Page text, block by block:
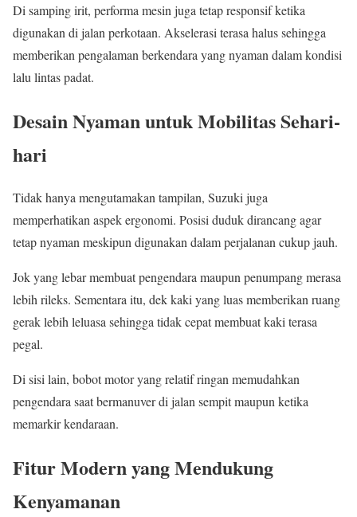
Di samping irit, performa mesin juga tetap responsif ketika
digunakan di jalan perkotaan. Akselerasi terasa halus sehingga
memberikan pengalaman berkendara yang nyaman dalam kondisi
lalu lintas padat.
Desain Nyaman untuk Mobilitas Sehari-
hari
Tidak hanya mengutamakan tampilan, Suzuki juga
memperhatikan aspek ergonomi. Posisi duduk dirancang agar
tetap nyaman meskipun digunakan dalam perjalanan cukup jauh.
Jok yang lebar membuat pengendara maupun penumpang merasa
lebih rileks. Sementara itu, dek kaki yang luas memberikan ruang
gerak lebih leluasa sehingga tidak cepat membuat kaki terasa
pegal.
Di sisi lain, bobot motor yang relatif ringan memudahkan
pengendara saat bermanuver di jalan sempit maupun ketika
memarkir kendaraan.
Fitur Modern yang Mendukung
Kenyamanan